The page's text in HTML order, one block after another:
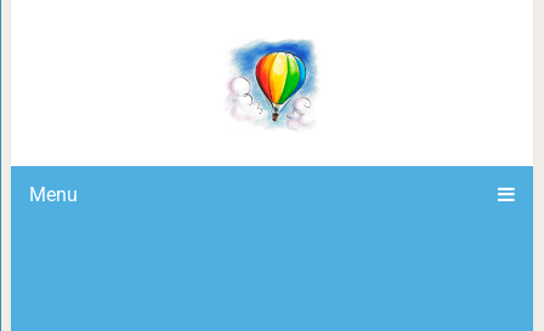
Menu
18 правил этикета,